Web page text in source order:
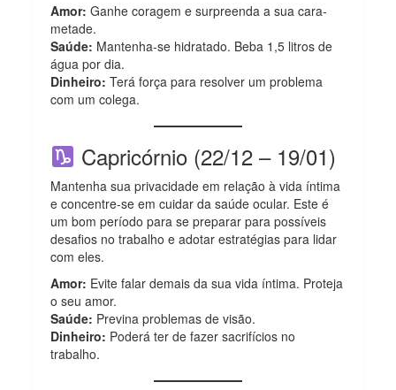
Amor: Ganhe coragem e surpreenda a sua cara-
metade.
Saúde: Mantenha-se hidratado. Beba 1,5 litros de
água por dia.
Dinheiro: Terá força para resolver um problema
com um colega.
Capricórnio (22/12 – 19/01)
Mantenha sua privacidade em relação à vida íntima
e concentre-se em cuidar da saúde ocular. Este é
um bom período para se preparar para possíveis
desafios no trabalho e adotar estratégias para lidar
com eles.
Amor: Evite falar demais da sua vida íntima. Proteja
o seu amor.
Saúde: Previna problemas de visão.
Dinheiro: Poderá ter de fazer sacrifícios no
trabalho.